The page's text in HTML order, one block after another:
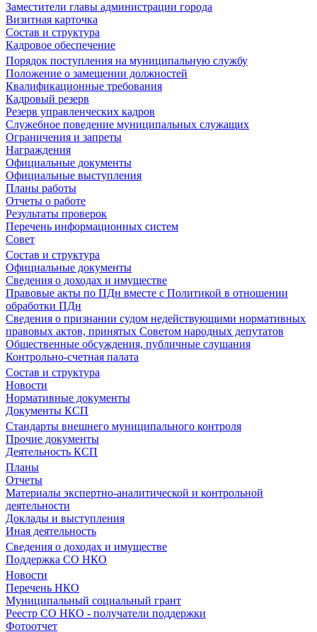
Заместители главы администрации города
Визитная карточка
Состав и структура
Кадровое обеспечение
Порядок поступления на муниципальную службу
Положение о замещении должностей
Квалификационные требования
Кадровый резерв
Резерв управленческих кадров
Служебное поведение муниципальных служащих
Ограничения и запреты
Награждения
Официальные документы
Официальные выступления
Планы работы
Отчеты о работе
Результаты проверок
Перечень информационных систем
Совет
Состав и структура
Официальные документы
Сведения о доходах и имуществе
Правовые акты по ПДн вместе с Политикой в отношении
обработки ПДн
Сведения о признании судом недействующими нормативных
правовых актов, принятых Советом народных депутатов
Общественные обсуждения, публичные слушания
Контрольно-счетная палата
Состав и структура
Новости
Нормативные документы
Документы КСП
Стандарты внешнего муниципального контроля
Прочие документы
Деятельность КСП
Планы
Отчеты
Материалы экспертно-аналитической и контрольной
деятельности
Доклады и выступления
Иная деятельность
Сведения о доходах и имуществе
Поддержка СО НКО
Новости
Перечень НКО
Муниципальный социальный грант
Реестр СО НКО - получатели поддержки
Фотоотчет